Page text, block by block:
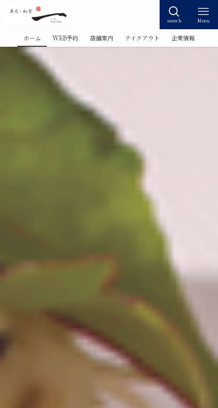
search Menu
ホーム WEB予約 店舗案内 テイクアウト 企業情報